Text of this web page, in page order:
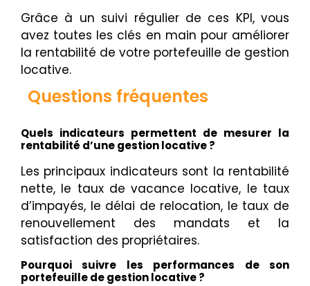
Grâce à un suivi régulier de ces KPI, vous
avez toutes les clés en main pour améliorer
la rentabilité de votre portefeuille de gestion
locative.
Questions fréquentes
Quels indicateurs permettent de mesurer la
rentabilité d’une gestion locative ?
Les principaux indicateurs sont la rentabilité
nette, le taux de vacance locative, le taux
d’impayés, le délai de relocation, le taux de
renouvellement des mandats et la
satisfaction des propriétaires.
Pourquoi suivre les performances de son
portefeuille de gestion locative ?